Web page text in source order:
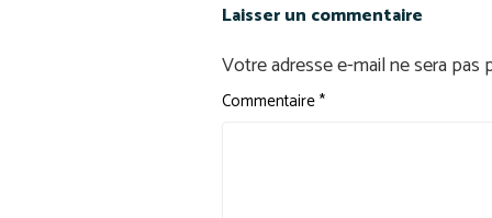
Laisser un commentaire
Votre adresse e-mail ne sera pas
Commentaire*